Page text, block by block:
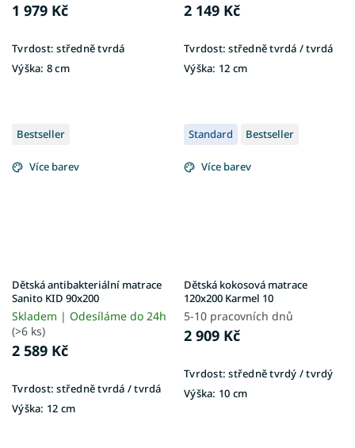
1 979 Kč
Tvrdost: středně tvrdá
Výška: 8 cm
2 149 Kč
Tvrdost: středně tvrdá / tvrdá
Výška: 12 cm
Bestseller
Více barev
Dětská antibakteriální matrace
Sanito KID 90x200
Skladem | Odesíláme do 24h
(>6 ks)
2 589 Kč
Tvrdost: středně tvrdá / tvrdá
Výška: 12 cm
Standard Bestseller
Více barev
Dětská kokosová matrace
120x200 Karmel 10
5-10 pracovních dnů
2 909 Kč
Tvrdost: středně tvrdý / tvrdý
Výška: 10 cm